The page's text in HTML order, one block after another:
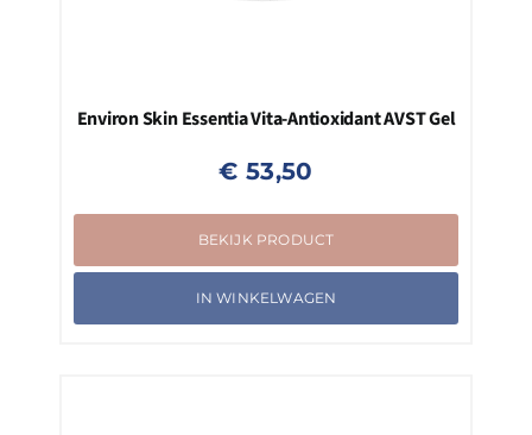
Environ Skin Essentia Vita-Antioxidant AVST Gel
€ 53,50
BEKIJK PRODUCT
IN WINKELWAGEN